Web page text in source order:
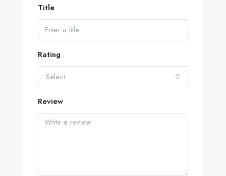
Title
Rating
Select
Review